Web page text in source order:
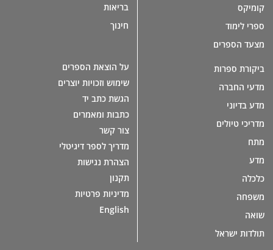
קומיקס
ספרי לימוד
מצעד הספרים
ביקורת ספרות
מדעי החברה
מדע בדיוני
מדריכי טיולים
מתח
מדע
כלכלה
משפחה
שואה
תולדות ישראל
בריאות
חינוך
על הוצאת הספרים
שימוש וזכויות יוצרים
הגשת כתב יד
כתבות ומאמרים
צור קשר
מדריך לספר דיגיטלי
הצהרת נגישות
תקנון
מדיניות פרטיות
English